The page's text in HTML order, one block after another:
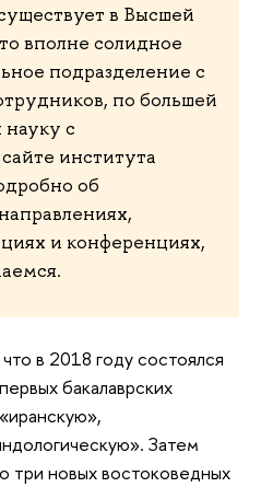
в Высшей
вполне солидное
подразделение с
по большей
с
института
об
и конференциях,
в 2018 году состоялся
бакалаврских
Затем
три новых востоковедных